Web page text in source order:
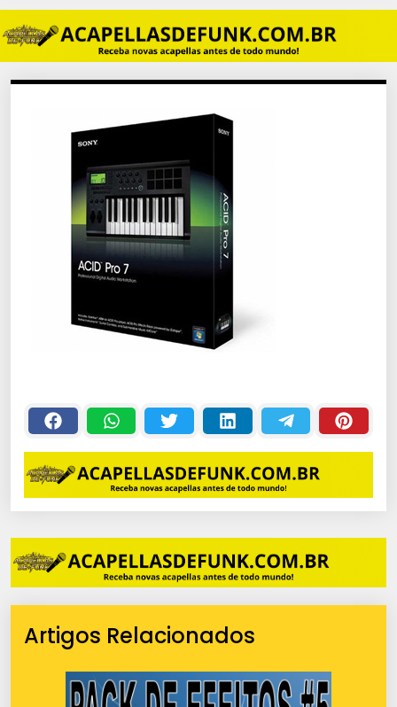
Artigos Relacionados